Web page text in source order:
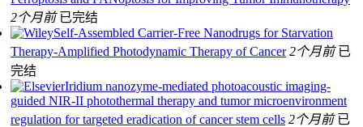
2个月前 已完结
Self‐Assembled Carrier‐Free Nanodrugs for Starvation
Therapy‐Amplified Photodynamic Therapy of Cancer 2个月前 已
完结
Iridium nanozyme-mediated photoacoustic imaging-
guided NIR-II photothermal therapy and tumor microenvironment
regulation for targeted eradication of cancer stem cells 2个月前 已